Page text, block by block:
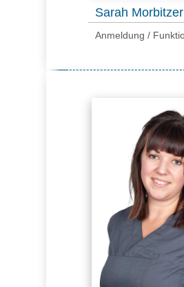
Sarah Morbitzer
Anmeldung /